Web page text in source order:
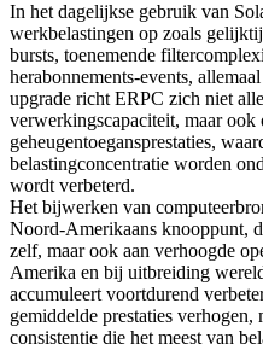
In het dagelijkse gebruik van
werkbelastingen op zoals
bursts, toenemende
herabonnements-events,
upgrade richt ERPC zich niet
verwerkingscapaciteit, maar ook
geheugentoegansprestaties,
belastingconcentratie worden
wordt verbeterd.
Het bijwerken van
Noord-Amerikaans knooppunt,
zelf, maar ook aan verhoogde
Amerika en bij uitbreiding
accumuleert voortdurend
gemiddelde prestaties
consistentie die het meest van